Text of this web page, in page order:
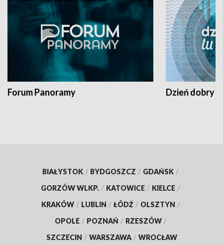
Forum Panoramy Dzień dobry
BIAŁYSTOK / BYDGOSZCZ / GDAŃSK /
GORZÓW WLKP. / KATOWICE / KIELCE /
KRAKÓW / LUBLIN / ŁÓDŹ / OLSZTYN /
OPOLE / POZNAŃ / RZESZÓW /
SZCZECIN / WARSZAWA / WROCŁAW